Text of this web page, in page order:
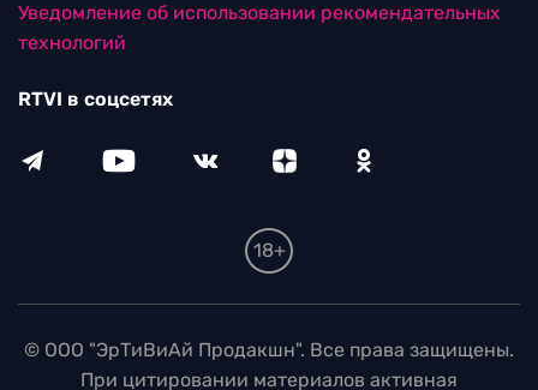
Уведомление об использовании рекомендательных
технологий
RTVI в соцсетях
18+
© ООО "ЭрТиВиАй Продакшн". Все права защищены.
При цитировании материалов активная